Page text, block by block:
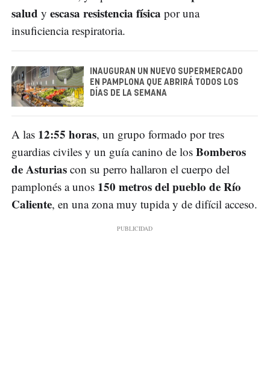
salud y escasa resistencia física por una
insuficiencia respiratoria.
INAUGURAN UN NUEVO SUPERMERCADO
EN PAMPLONA QUE ABRIRÁ TODOS LOS
DÍAS DE LA SEMANA
A las 12:55 horas, un grupo formado por tres
guardias civiles y un guía canino de los Bomberos
de Asturias con su perro hallaron el cuerpo del
pamplonés a unos 150 metros del pueblo de Río
Caliente, en una zona muy tupida y de difícil acceso.